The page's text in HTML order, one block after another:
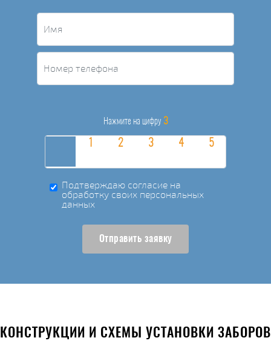
Нажмите на цифру 3
Подтверждаю согласие на
обработку своих персональных
данных
Отправить заявку
КОНСТРУКЦИИ И СХЕМЫ УСТАНОВКИ ЗАБОРОВ